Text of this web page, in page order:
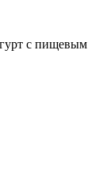
с пищевым